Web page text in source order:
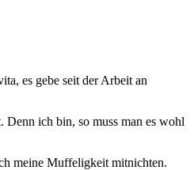
es gebe seit der Arbeit an
Denn ich bin, so muss man es wohl
meine Muffeligkeit mitnichten.